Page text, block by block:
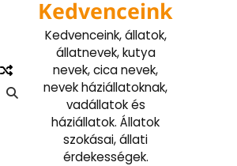
Kedvenceink
Kedvenceink, állatok,
állatnevek, kutya
nevek, cica nevek,
nevek háziállatoknak,
vadállatok és
háziállatok. Állatok
szokásai, állati
érdekességek.